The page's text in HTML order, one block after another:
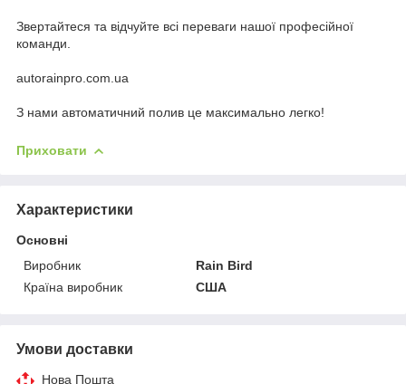
Звертайтеся та відчуйте всі переваги нашої професійної
команди.
autorainpro.com.ua
З нами автоматичний полив це максимально легко!
Приховати
Характеристики
Основні
Виробник
Rain Bird
Країна виробник
США
Умови доставки
Нова Пошта